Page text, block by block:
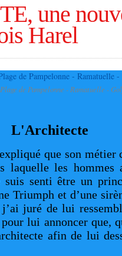
une
Harel
de Pampelonne - Ramatuelle -
L'Architecte
que son
laquelle les
suis senti être un
Triumph et d’une
juré de lui
lui annoncer que,
afin de lui